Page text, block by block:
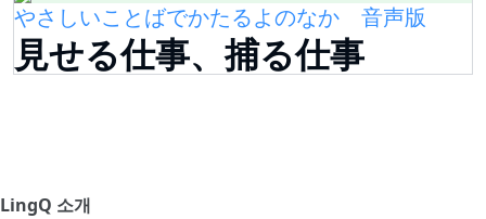
やさしいことばでかたるよのなか 音声版
見せる仕事、捕る仕事
LingQ 소개